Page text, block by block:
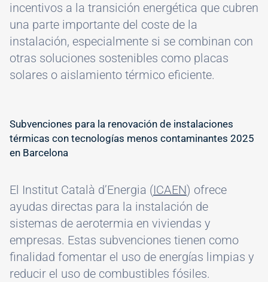
incentivos a la transición energética que cubren
una parte importante del coste de la
instalación, especialmente si se combinan con
otras soluciones sostenibles como placas
solares o aislamiento térmico eficiente.
Subvenciones para la renovación de instalaciones
térmicas con tecnologías menos contaminantes 2025
en Barcelona
El Institut Català d’Energia (ICAEN) ofrece
ayudas directas para la instalación de
sistemas de aerotermia en viviendas y
empresas. Estas subvenciones tienen como
finalidad fomentar el uso de energías limpias y
reducir el uso de combustibles fósiles.